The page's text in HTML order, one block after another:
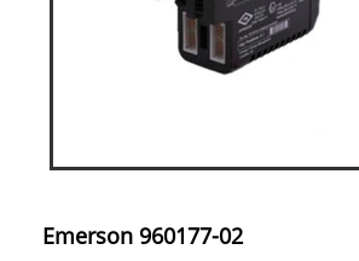
Emerson 960177-02